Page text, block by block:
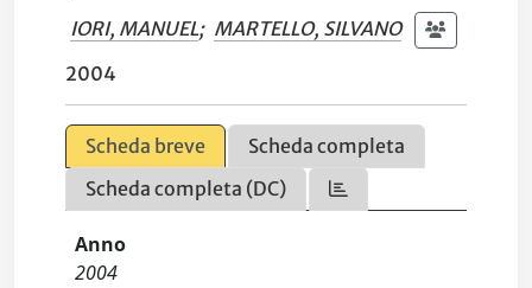
IORI, MANUEL; MARTELLO, SILVANO
2004
Scheda breve
Scheda completa
Scheda completa (DC)
Anno
2004